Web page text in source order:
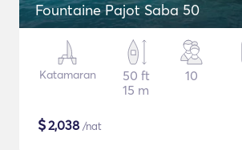
Fountaine Pajot Saba 50
Katamaran
50 ft
15 m
10
$2,038 /nat